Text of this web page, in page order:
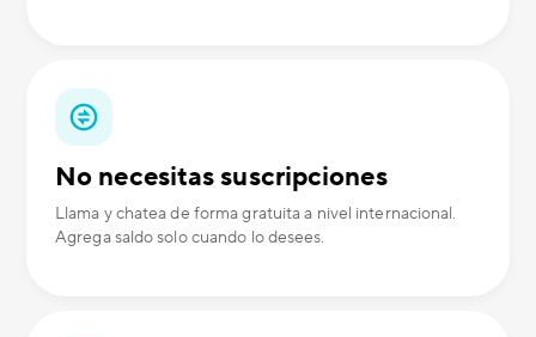
No necesitas suscripciones
Llama y chatea de forma gratuita a nivel internacional.
Agrega saldo solo cuando lo desees.